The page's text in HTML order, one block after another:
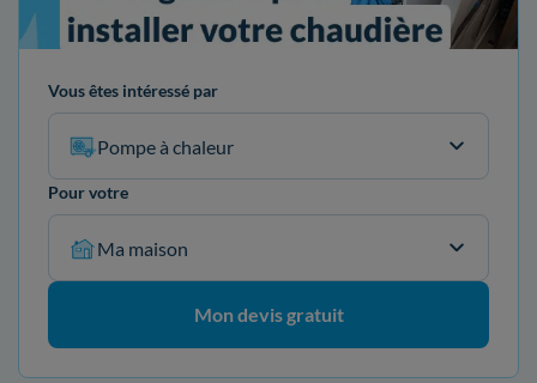
Vous êtes intéressé par
Pompe à chaleur
Pour votre
Ma maison
Mon devis gratuit